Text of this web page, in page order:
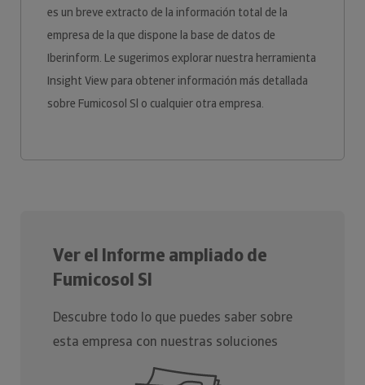
es un breve extracto de la información total de la
empresa de la que dispone la base de datos de
Iberinform. Le sugerimos explorar nuestra herramienta
Insight View para obtener información más detallada
sobre Fumicosol Sl o cualquier otra empresa.
Ver el Informe ampliado de
Fumicosol Sl
Descubre todo lo que puedes saber sobre
esta empresa con nuestras soluciones